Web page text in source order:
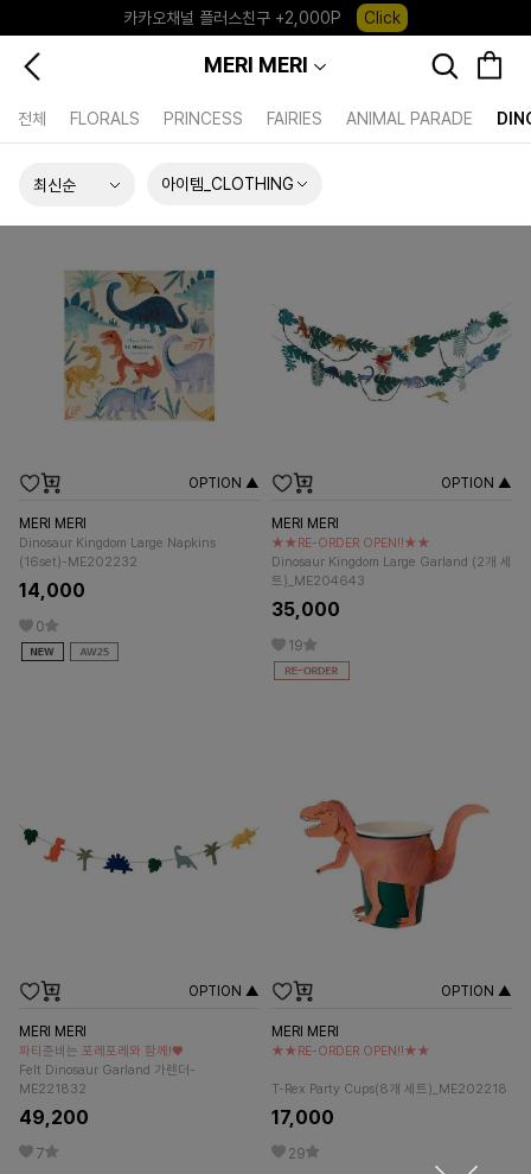
카카오채널 플러스친구 +2,000P
Click
포레포레 앱 다운로드 +3,000P
MERI MERI
전체 FLORALS PRINCESS FAIRIES ANIMAL PARADE
아이템_CLOTHING
OPTION ▲
MERI MERI
Dinosaur Kingdom Large Napkins
(16set)-ME202232
14,000
0
OPTION ▲
MERI MERI
★★RE-ORDER OPEN!!★★
Dinosaur Kingdom Large Garland (2개 세
트)_ME204643
35,000
19
OPTION ▲
MERI MERI
파티준비는 포레포레와 함께!♥
Felt Dinosaur Garland 가렌더-
ME221832
49,200
7
OPTION ▲
MERI MERI
★★RE-ORDER OPEN!!★★
T-Rex Party Cups(8개 세트)_ME202218
17,000
29